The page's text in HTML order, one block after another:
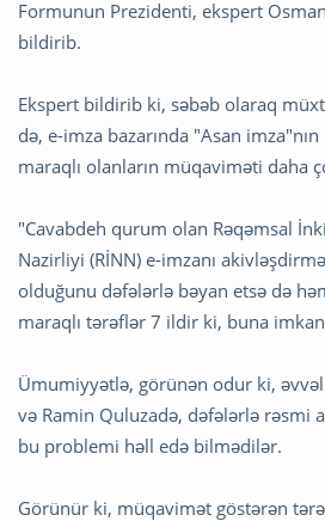
Formunun Prezidenti, ekspert
bildirib.
Ekspert bildirib ki, səbəb olaraq
də, e-imza bazarında "Asan
maraqlı olanların müqaviməti daha
"Cavabdeh qurum olan Rəqəmsal
Nazirliyi (RİNN) e-imzanı
olduğunu dəfələrlə bəyan etsə də
maraqlı tərəflər 7 ildir ki, buna
Ümumiyyətlə, görünən odur ki,
və Ramin Quluzadə, dəfələrlə rəsmi
bu problemi həll edə bilmədilər.
Görünür ki, müqavimət göstərən